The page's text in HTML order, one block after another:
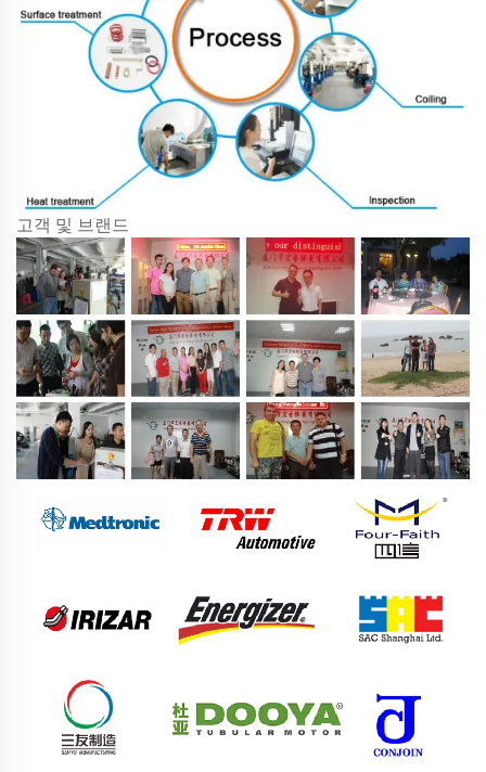
고객 및 브랜드